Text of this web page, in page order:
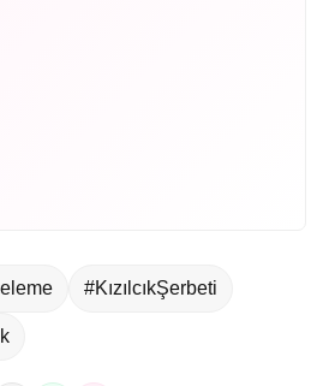
#KızılcıkŞerbeti